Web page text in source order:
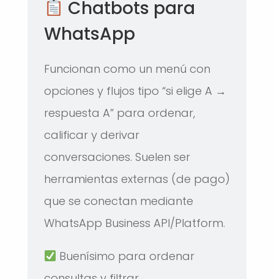
Chatbots para
WhatsApp
Funcionan como un menú con
opciones y flujos tipo “si elige A →
respuesta A” para ordenar,
calificar y derivar
conversaciones. Suelen ser
herramientas externas (de pago)
que se conectan mediante
WhatsApp Business API/Platform.
Buenísimo para ordenar